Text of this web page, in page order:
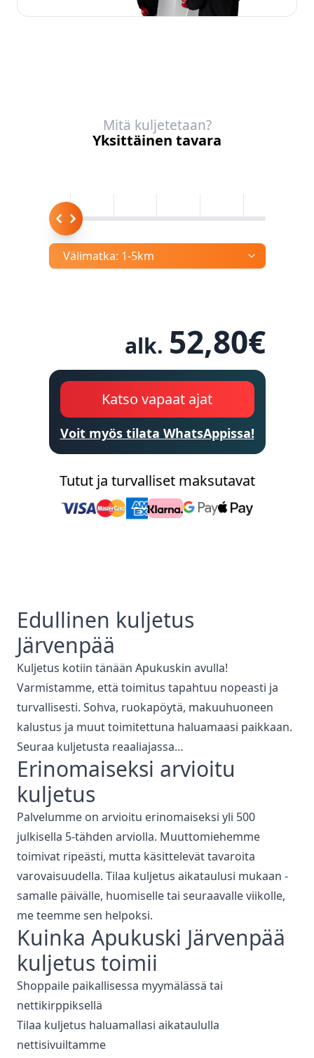
Mitä kuljetetaan?
Yksittäinen tavara
Välimatka: 1-5km
alk. 52,80€
Katso vapaat ajat
Voit myös tilata WhatsAppissa!
Tutut ja turvalliset maksutavat
Edullinen kuljetus
Järvenpää
Kuljetus kotiin tänään Apukuskin avulla!
Varmistamme, että toimitus tapahtuu nopeasti ja
turvallisesti. Sohva, ruokapöytä, makuuhuoneen
kalustus ja muut toimitettuna haluamaasi paikkaan.
Seuraa kuljetusta reaaliajassa…
Erinomaiseksi arvioitu
kuljetus
Palvelumme on arvioitu erinomaiseksi yli 500
julkisella 5-tähden arviolla. Muuttomiehemme
toimivat ripeästi, mutta käsittelevät tavaroita
varovaisuudella. Tilaa kuljetus aikataulusi mukaan -
samalle päivälle, huomiselle tai seuraavalle viikolle,
me teemme sen helpoksi.
Kuinka Apukuski Järvenpää
kuljetus toimii
Shoppaile paikallisessa myymälässä tai
nettikirppiksellä
Tilaa kuljetus haluamallasi aikataululla
nettisivuiltamme